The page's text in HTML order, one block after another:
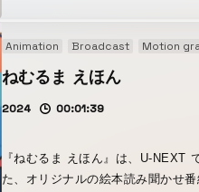
やタブレットを活用した参加型コ
ラ」で新しい映像との関わり方を
動きが生まれる「うご工作エンジ
ることを投入・更新しています。ぜ
Animation Broadcast Motion
ねむるま えほん
2024 00:01:39
『ねむるま えほん』は、U-NEXT
た、オリジナルの絵本読み聞かせ